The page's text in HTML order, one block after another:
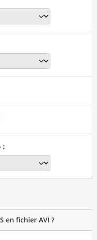
:
en fichier AVI ?